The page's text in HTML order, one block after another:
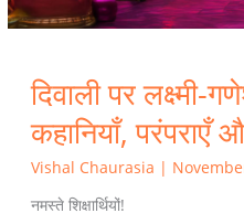
दिवाली पर लक्ष्मी-
कहानियाँ, परंपराएँ
Vishal Chaurasia |
नमस्ते शिक्षार्थियों!
अर्थ